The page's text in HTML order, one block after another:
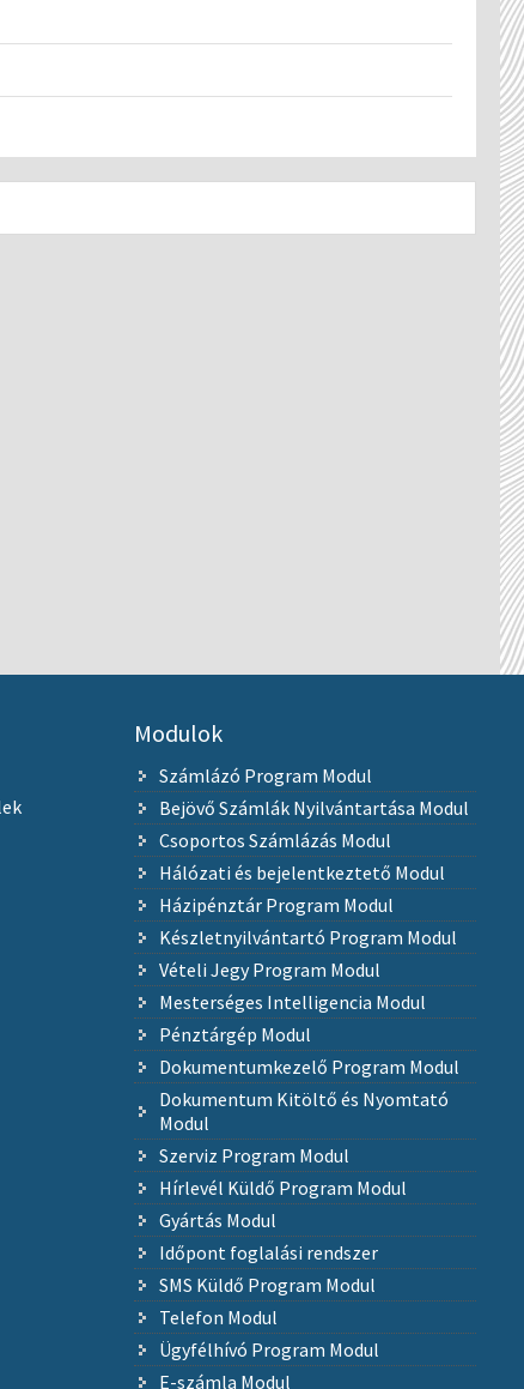
Modulok
Számlázó Program Modul
Bejövő Számlák Nyilvántartása Modul
Csoportos Számlázás Modul
Hálózati és bejelentkeztető Modul
Házipénztár Program Modul
Készletnyilvántartó Program Modul
Vételi Jegy Program Modul
Mesterséges Intelligencia Modul
Pénztárgép Modul
Dokumentumkezelő Program Modul
Dokumentum Kitöltő és Nyomtató
Modul
Szerviz Program Modul
Hírlevél Küldő Program Modul
Gyártás Modul
Időpont foglalási rendszer
SMS Küldő Program Modul
Telefon Modul
Ügyfélhívó Program Modul
E-számla Modul